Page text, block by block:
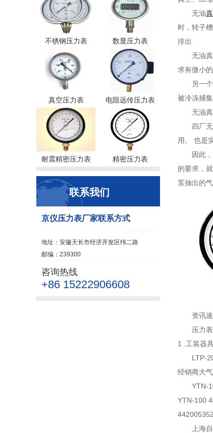
不锈钢压力表 数显压力表
真空压力表 电阻远传压力表
耐震精密压力表 精密压力表
联系我们
京仪压力表厂家联系方式
地址：安徽天长市经济开发区纬二路
邮编：239300
咨询热线
+86 15222906608
无油
时，转子
排出
无油
求有微小
另一
被冷冻捕集
无油
四厂
用。 也是
因此
的要求，
泵抽出的
资讯
压力
1 .工装器
LTP-
经销商大
YTN-
YTN-100
上海